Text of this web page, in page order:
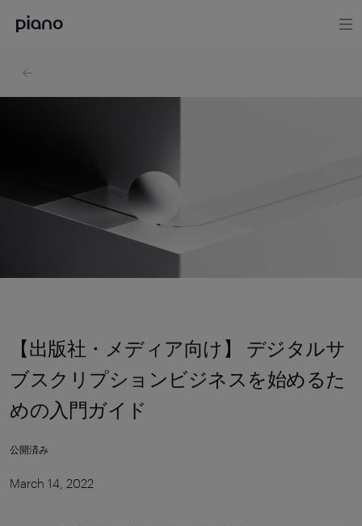
【出版社・メディア向け】 デジタルサ
ブスクリプションビジネスを始めるた
めの入門ガイド
公開済み
March 14, 2022